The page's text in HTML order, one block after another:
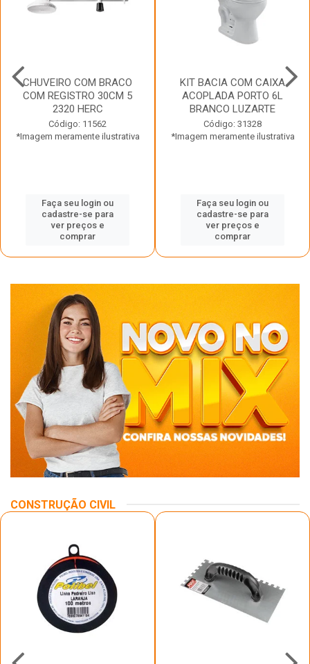
CHUVEIRO COM BRACO
COM REGISTRO 30CM 5
2320 HERC
Código: 11562
*Imagem meramente ilustrativa
Faça seu login ou
cadastre-se para
ver preços e
comprar
KIT BACIA COM CAIXA
ACOPLADA PORTO 6L
BRANCO LUZARTE
Código: 31328
*Imagem meramente ilustrativa
Faça seu login ou
cadastre-se para
ver preços e
comprar
CONSTRUÇÃO CIVIL